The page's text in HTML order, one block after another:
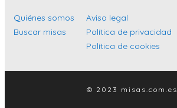
Islas Baleares
Las Palmas
Alicante
Quiénes somos
Buscar misas
Aviso legal
Política de privacidad
Política de cookies
© 2023 misas.com.es